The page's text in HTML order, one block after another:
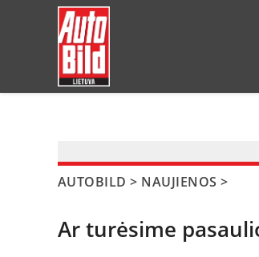
AUTOBILD > NAUJIENOS >
Ar turėsime